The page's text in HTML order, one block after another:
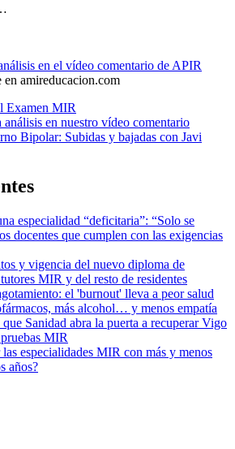
en el vídeo comentario de APIR
amireducacion.com
Examen MIR
en nuestro vídeo comentario
Bipolar: Subidas y bajadas con Javi
especialidad “deficitaria”: “Solo se
docentes que cumplen con las exigencias
y vigencia del nuevo diploma de
MIR y del resto de residentes
el 'burnout' lleva a peor salud
más alcohol… y menos empatía
Sanidad abra la puerta a recuperar Vigo
MIR
las especialidades MIR con más y menos
años?